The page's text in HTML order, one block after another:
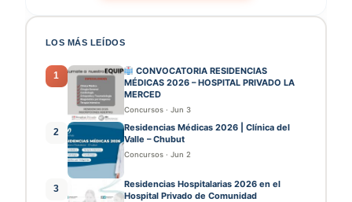
LOS MÁS LEÍDOS
1
CONVOCATORIA RESIDENCIAS
MÉDICAS 2026 – HOSPITAL PRIVADO LA
MERCED
Concursos · Jun 3
2
Residencias Médicas 2026 | Clínica del
Valle – Chubut
Concursos · Jun 2
3
Residencias Hospitalarias 2026 en el
Hospital Privado de Comunidad